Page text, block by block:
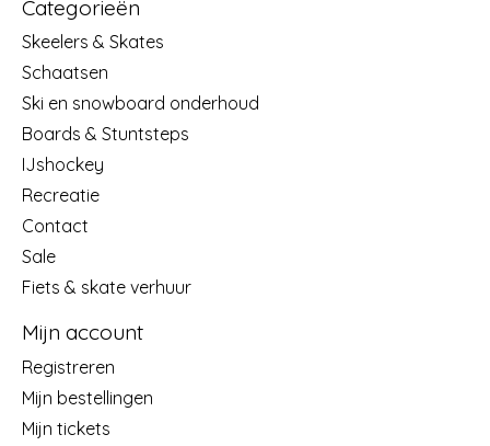
Categorieën
Skeelers & Skates
Schaatsen
Ski en snowboard onderhoud
Boards & Stuntsteps
IJshockey
Recreatie
Contact
Sale
Fiets & skate verhuur
Mijn account
Registreren
Mijn bestellingen
Mijn tickets